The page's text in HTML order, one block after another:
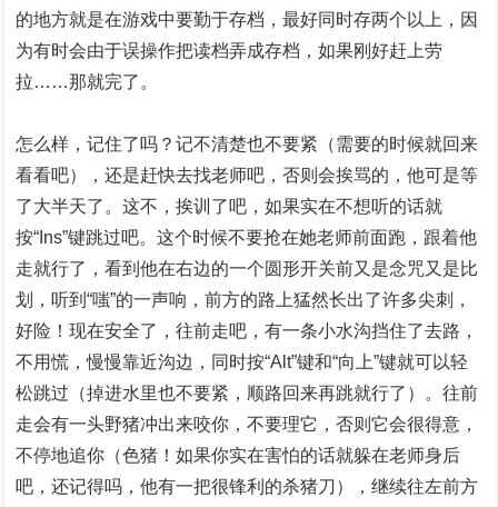
的地方就是在游戏中要勤于存档，最好同时存两个以上，因
为有时会由于误操作把读档弄成存档，如果刚好赶上劳
拉……那就完了。
怎么样，记住了吗？记不清楚也不要紧（需要的时候就回来
看看吧），还是赶快去找老师吧，否则会挨骂的，他可是等
了大半天了。这不，挨训了吧，如果实在不想听的话就
按“Ins”键跳过吧。这个时候不要抢在她老师前面跑，跟着他
走就行了，看到他在右边的一个圆形开关前又是念咒又是比
划，听到“嗤”的一声响，前方的路上猛然长出了许多尖刺，
好险！现在安全了，往前走吧，有一条小水沟挡住了去路，
不用慌，慢慢靠近沟边，同时按“Alt”键和“向上”键就可以轻
松跳过（掉进水里也不要紧，顺路回来再跳就行了）。往前
走会有一头野猪冲出来咬你，不要理它，否则它会很得意，
不停地追你（色猪！如果你实在害怕的话就躲在老师身后
吧，还记得吗，他有一把很锋利的杀猪刀），继续往左前方